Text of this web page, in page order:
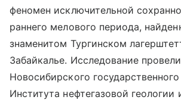
феномен исключительной
раннего мелового периода,
знаменитом Тургинском
Забайкалье. Исследование
Новосибирского
Института нефтегазовой геологии